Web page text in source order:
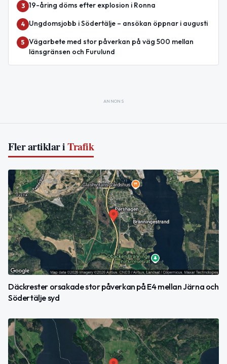
3 19-åring döms efter explosion i Ronna
4 Ungdomsjobb i Södertälje – ansökan öppnar i augusti
5 Vägarbete med stor påverkan på väg 500 mellan
länsgränsen och Furulund
ANNONS
Fler artiklar iTrafik
Däckrester orsakade stor påverkan på E4 mellan Järna och
Södertälje syd